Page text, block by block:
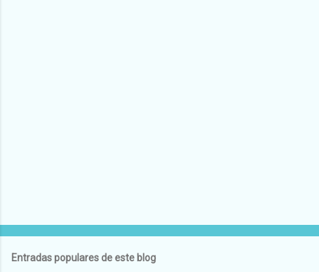
Entradas populares de este blog